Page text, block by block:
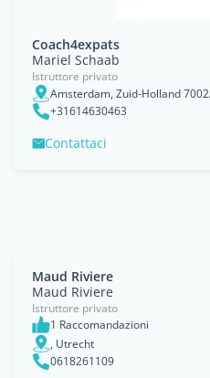
Coach4expats
Mariel Schaab
Istruttore privato
Amsterdam, Zuid-Holland
+31614630463
Contattaci
Maud Riviere
Maud Riviere
Istruttore privato
1 Raccomandazioni
, Utrecht
0618261109